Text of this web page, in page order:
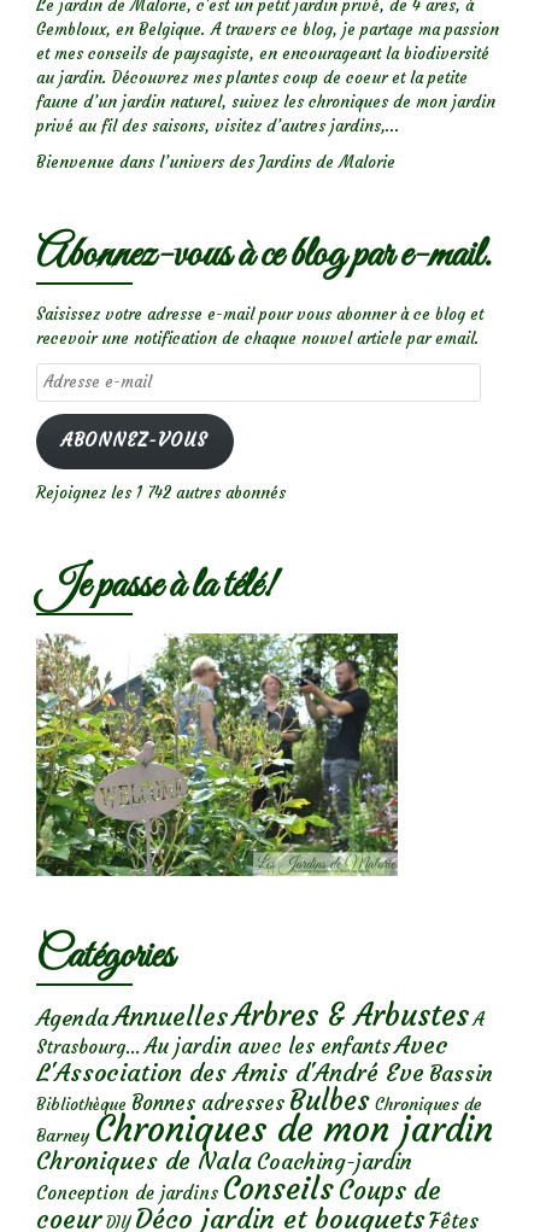
Le jardin de Malorie, c'est un petit jardin privé, de 4 ares, à
Gembloux, en Belgique. A travers ce blog, je partage ma passion
et mes conseils de paysagiste, en encourageant la biodiversité
au jardin. Découvrez mes plantes coup de coeur et la petite
faune d’un jardin naturel, suivez les chroniques de mon jardin
privé au fil des saisons, visitez d’autres jardins,...
Bienvenue dans l’univers des Jardins de Malorie
Abonnez-vous à ce blog par e-mail.
Saisissez votre adresse e-mail pour vous abonner à ce blog et
recevoir une notification de chaque nouvel article par email.
Adresse
e-
mail
ABONNEZ-VOUS
Rejoignez les 1 742 autres abonnés
Je passe à la télé!
Catégories
AgendaAnnuellesArbres & Arbustes A
Strasbourg... Au jardin avec les enfantsAvec
L'Association des Amis d'André Eve Bassin
Bibliothèque Bonnes adresses Bulbes Chroniques de
Barney Chroniques de mon jardin
Chroniques de Nala Coaching-jardin
Conception de jardins ConseilsCoups de
coeur DIY Déco jardin et bouquetsFêtes